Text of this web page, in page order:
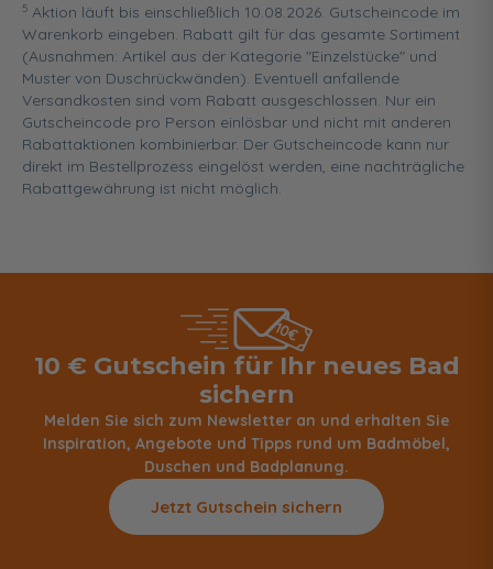
5 Aktion läuft bis einschließlich 10.08.2026. Gutscheincode im
Warenkorb eingeben. Rabatt gilt für das gesamte Sortiment
(Ausnahmen: Artikel aus der Kategorie "Einzelstücke" und
Muster von Duschrückwänden). Eventuell anfallende
Versandkosten sind vom Rabatt ausgeschlossen. Nur ein
Gutscheincode pro Person einlösbar und nicht mit anderen
Rabattaktionen kombinierbar. Der Gutscheincode kann nur
direkt im Bestellprozess eingelöst werden, eine nachträgliche
Rabattgewährung ist nicht möglich.
10 € Gutschein für Ihr neues Bad
sichern
Melden Sie sich zum Newsletter an und erhalten Sie
Inspiration, Angebote und Tipps rund um Badmöbel,
Duschen und Badplanung.
Jetzt Gutschein sichern